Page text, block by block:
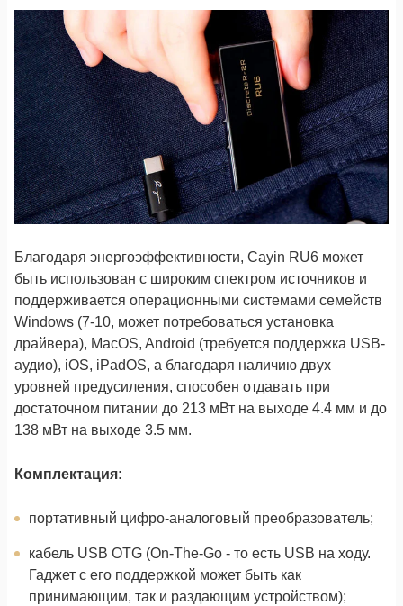
Благодаря энергоэффективности, Cayin RU6 может
быть использован с широким спектром источников и
поддерживается операционными системами семейств
Windows (7-10, может потребоваться установка
драйвера), MacOS, Android (требуется поддержка USB-
аудио), iOS, iPadOS, а благодаря наличию двух
уровней предусиления, способен отдавать при
достаточном питании до 213 мВт на выходе 4.4 мм и до
138 мВт на выходе 3.5 мм.
Комплектация:
портативный цифро-аналоговый преобразователь;
кабель USB OTG (On-The-Go - то есть USB на ходу.
Гаджет с его поддержкой может быть как
принимающим, так и раздающим устройством);